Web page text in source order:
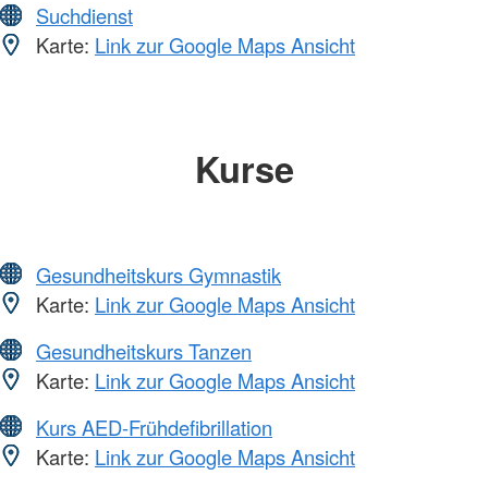
Suchdienst
Karte: Link zur Google Maps Ansicht
Kurse
Gesundheitskurs Gymnastik
Karte: Link zur Google Maps Ansicht
Gesundheitskurs Tanzen
Karte: Link zur Google Maps Ansicht
Kurs AED-Frühdefibrillation
Karte: Link zur Google Maps Ansicht